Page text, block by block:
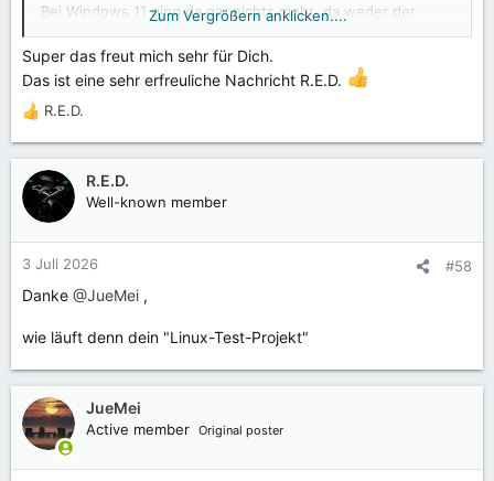
Bei Windows 11 ging da gar nichts mehr ,da weder der
Echt feine Sache so eine kleine Überraschung
Zum Vergrößern anklicken....
Super das freut mich sehr für Dich.
Das ist eine sehr erfreuliche Nachricht R.E.D.
R
e
a
k
t
o
n
n
R.E.D.
R.E.D.
Well-known member
3 Juli 2026 #58
Danke @JueMei ,
wie läuft denn dein "Linux-Test-Projekt"
JueMei
Active member Original poster